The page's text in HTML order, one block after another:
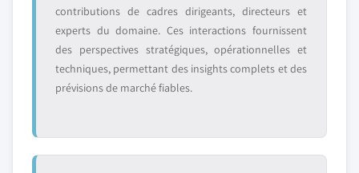
contributions de cadres dirigeants, directeurs et
experts du domaine. Ces interactions fournissent
des perspectives stratégiques, opérationnelles et
techniques, permettant des insights complets et des
prévisions de marché fiables.